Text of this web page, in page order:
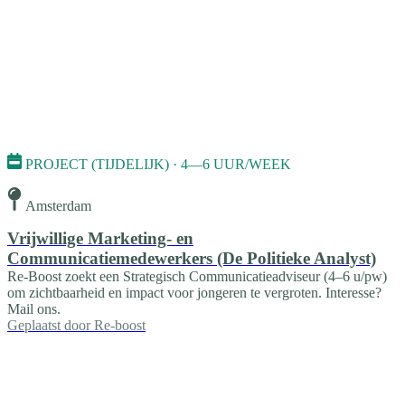
PROJECT (TIJDELIJK) · 4—6 UUR/WEEK
Amsterdam
Vrijwillige Marketing- en
Communicatiemedewerkers (De Politieke Analyst)
Re-Boost zoekt een Strategisch Communicatieadviseur (4–6 u/pw)
om zichtbaarheid en impact voor jongeren te vergroten. Interesse?
Mail ons.
Geplaatst door Re-boost